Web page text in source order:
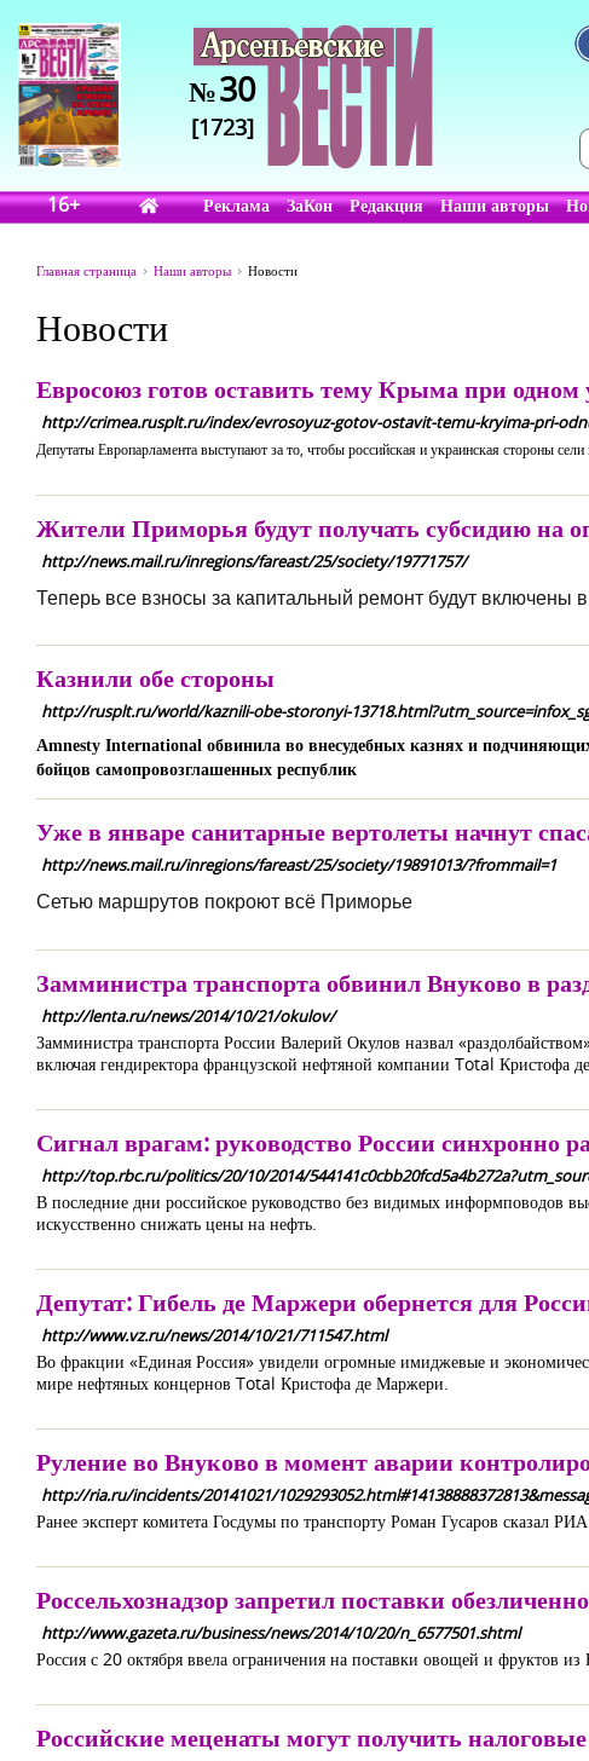
№30
[1723]
16+ Реклама ЗаКон Редакция Наши авторы
Главная страница Наши авторы Новости
Новости
Евросоюз готов оставить тему Крыма при одном
http://crimea.rusplt.ru/index/evrosoyuz-gotov-ostavit-temu-kryima-pri-
Депутаты Европарламента выступают за то, чтобы российская и украинская стороны
Жители Приморья будут получать субсидию на
http://news.mail.ru/inregions/fareast/25/society/19771757/
Теперь все взносы за капитальный ремонт будут включены
Казнили обе стороны
http://rusplt.ru/world/kaznili-obe-storonyi-
Amnesty International обвинила во внесудебных казнях и
бойцов самопровозглашенных республик
Уже в январе санитарные вертолеты начнут
http://news.mail.ru/inregions/fareast/25/society/19891013/?frommail=1
Сетью маршрутов покроют всё Приморье
Замминистра транспорта обвинил Внуково в
http://lenta.ru/news/2014/10/21/okulov/
Замминистра транспорта России Валерий Окулов назвал
включая гендиректора французской нефтяной компании Total Кристофа
Сигнал врагам: руководство России синхронно
http://top.rbc.ru/politics/20/10/2014/
В последние дни российское руководство без видимых информповодов
искусственно снижать цены на нефть.
Депутат: Гибель де Маржери обернется для
http://www.vz.ru/news/2014/10/21/711547.html
Во фракции «Единая Россия» увидели огромные имиджевые и
мире нефтяных концернов Total Кристофа де Маржери.
Руление во Внуково в момент аварии
http://ria.ru/incidents/20141021/
Ранее эксперт комитета Госдумы по транспорту Роман Гусаров сказал
Россельхознадзор запретил поставки
http://www.gazeta.ru/business/news/2014/10/20/n_6577501.shtml
Россия с 20 октября ввела ограничения на поставки овощей и фруктов из
Российские меценаты могут получить